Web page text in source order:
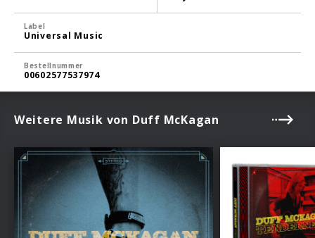
Label
Universal Music
Bestellnummer
00602577537974
Weitere Musik von Duff McKagan